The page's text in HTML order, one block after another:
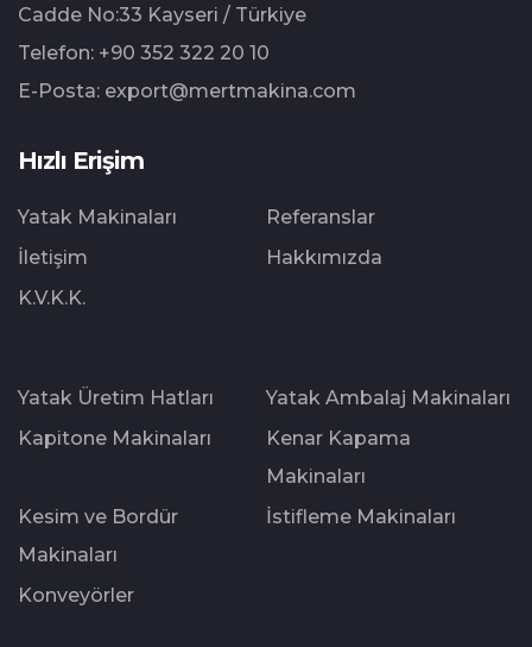
⁠Cadde No:33 Kayseri / Türkiye
Telefon: +90 352 322 20 10
E-Posta: export@mertmakina.com
Hızlı Erişim
Yatak Makinaları
Referanslar
İletişim
Hakkımızda
K.V.K.K.
Yatak Üretim Hatları
Yatak Ambalaj Makinaları
Kapitone Makinaları
Kenar Kapama
Makinaları
Kesim ve Bordür
Makinaları
İstifleme Makinaları
Konveyörler